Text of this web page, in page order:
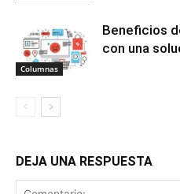
Columnas
Beneficios
con una
DEJA UNA RESPUESTA